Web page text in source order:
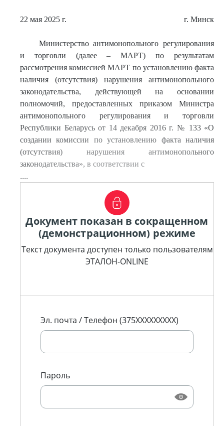
22 мая 2025 г. г. Минск
Министерство антимонопольного регулирования
и торговли (далее – МАРТ) по результатам
рассмотрения комиссией МАРТ по установлению факта
наличия (отсутствия) нарушения антимонопольного
законодательства, действующей на основании
полномочий, предоставленных приказом Министра
антимонопольного регулирования и торговли
Республики Беларусь от 14 декабря 2016 г. № 133 «О
создании комиссии по установлению факта наличия
(отсутствия) нарушения антимонопольного
законодательства», в соответствии с
....
Документ показан в сокращенном
(демонстрационном) режиме
Текст документа доступен только пользователям
ЭТАЛОН-ONLINE
Эл. почта / Телефон (375XXXXXXXXX)
Пароль